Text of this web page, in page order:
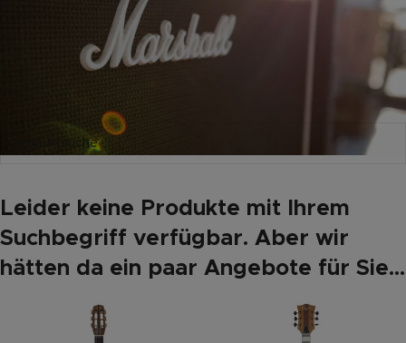
Produkte verschlagwortet mit „Seymour Duncan
Tonabnehmer“
Es wurden keine Produkte gefunden, die deiner Auswahl
Leider keine Produkte mit Ihrem
Suchbegriff verfügbar. Aber wir
hätten da ein paar Angebote für Sie...